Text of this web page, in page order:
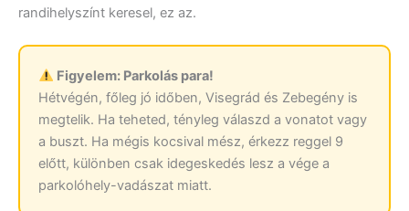
randihelyszínt keresel, ez az.
Figyelem: Parkolás para!
Hétvégén, főleg jó időben, Visegrád és Zebegény is
megtelik. Ha teheted, tényleg válaszd a vonatot vagy
a buszt. Ha mégis kocsival mész, érkezz reggel 9
előtt, különben csak idegeskedés lesz a vége a
parkolóhely-vadászat miatt.